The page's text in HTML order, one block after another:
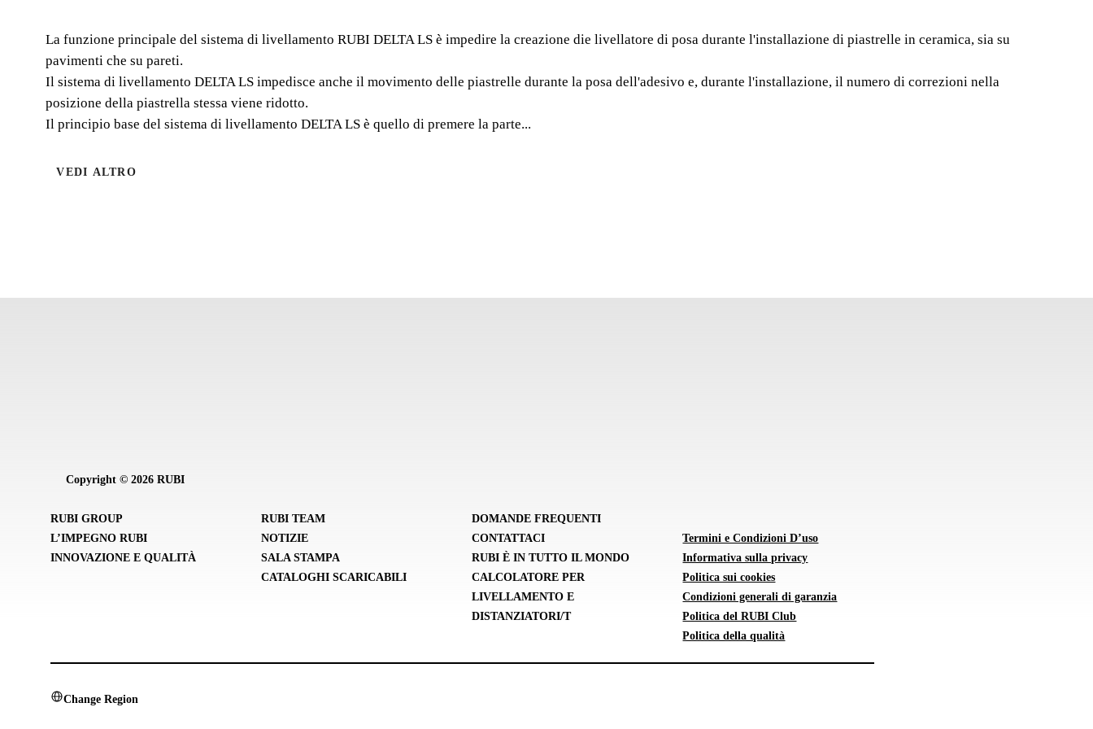
impedire la creazione die livellatore di posa durante l'installazione di piastrelle
La funzione principale del sistema di livellamento RUBI DELTA LS è impedire la creazione die livellatore di posa durante l'installazione di piastrelle in ceramica, sia su
pavimenti che su pareti.
Il sistema di livellamento DELTA LS impedisce anche il movimento delle piastrelle durante la posa dell'adesivo e, durante l'installazione, il numero di correzioni nella
posizione della piastrella stessa viene ridotto.
Il principio base del sistema di livellamento DELTA LS è quello di premere la parte...
VEDI ALTRO
Copyright © 2026 RUBI
RUBI GROUP
L’IMPEGNO RUBI
INNOVAZIONE E QUALITÀ
RUBI TEAM
NOTIZIE
SALA STAMPA
CATALOGHI SCARICABILI
DOMANDE FREQUENTI
CONTATTACI
RUBI È IN TUTTO IL MONDO
CALCOLATORE PER
LIVELLAMENTO E
DISTANZIATORI/T
Termini e Condizioni D’uso
Informativa sulla privacy
Politica sui cookies
Condizioni generali di garanzia
Politica del RUBI Club
Politica della qualità
Change Region